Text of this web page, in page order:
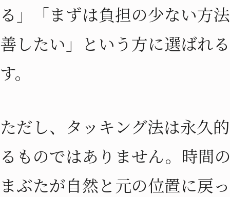
る」「まずは負担の少ない方
善したい」という方に選ばれ
す。
ただし、タッキング法は永久
るものではありません。時間
まぶたが自然と元の位置に戻